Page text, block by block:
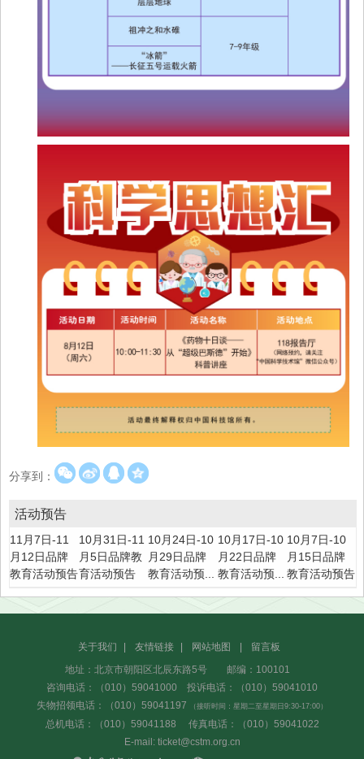
分享到：
活动预告
11月7日-11
月12日品牌
教育活动预告
10月31日-11
月5日品牌教
育活动预告
10月24日-10
月29日品牌
教育活动预...
10月17日-10
月22日品牌
教育活动预...
10月7日-10
月15日品牌
教育活动预告
关于我们 | 友情链接 | 网站地图 |
留言板
地址：北京市朝阳区北辰东路5号 邮编：100101
咨询电话：（010）59041000 投诉电话：（010）59041010
失物招领电话：（010）59041197
（接听时间：星期二至星期日9:30-17:00）
总机电话：（010）59041188 传真电话：（010）59041022
E-mail: ticket@cstm.org.cn